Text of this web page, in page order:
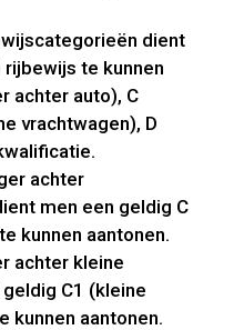
dient
te kunnen
achter auto), C
vrachtwagen), D
achter
men een geldig C
kunnen aantonen.
achter kleine
C1 (kleine
kunnen aantonen.